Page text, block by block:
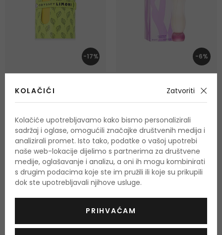
-17%
Armaf Odyssey Limoni
Parfemska voda
Na zalihi 1-3 komada
21,00 €
21,00 € / 100 ml
25,30 €
-6%
Parfemska voda
Na zalihi
28,00 €
56,00 € / 100 ml
29,79 €
KOLAČIĆI Zatvoriti
Kolačiće upotrebljavamo kako bismo personalizirali
sadržaj i oglase, omogućili značajke društvenih medija i
analizirali promet. Isto tako, podatke o vašoj upotrebi
naše web-lokacije dijelimo s partnerima za društvene
medije, oglašavanje i analizu, a oni ih mogu kombinirati
s drugim podacima koje ste im pružili ili koje su prikupili
dok ste upotrebljavali njihove usluge.
PRIHVAĆAM